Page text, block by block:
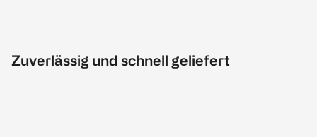
Zuverlässig und schnell geliefert